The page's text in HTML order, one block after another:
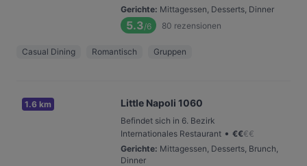
Gerichte: Mittagessen, Desserts, Dinner
5.3/6 80 rezensionen
Casual Dining Romantisch Gruppen
1.6 km Little Napoli 1060
Befindet sich in 6. Bezirk
Internationales Restaurant • €€€€
Gerichte: Mittagessen, Desserts, Brunch,
Dinner